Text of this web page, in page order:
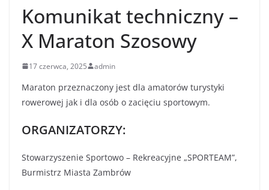
Komunikat techniczny –
X Maraton Szosowy
17 czerwca, 2025 admin
Maraton przeznaczony jest dla amatorów turystyki
rowerowej jak i dla osób o zacięciu sportowym.
ORGANIZATORZY:
Stowarzyszenie Sportowo – Rekreacyjne „SPORTEAM”,
Burmistrz Miasta Zambrów